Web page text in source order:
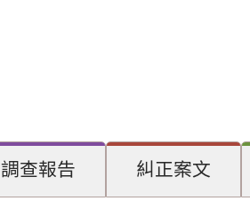
調查報告 糾正案文